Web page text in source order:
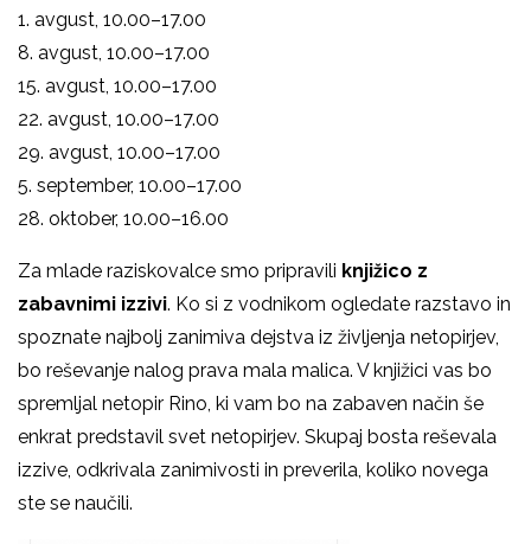
1. avgust, 10.00–17.00
8. avgust, 10.00–17.00
15. avgust, 10.00–17.00
22. avgust, 10.00–17.00
29. avgust, 10.00–17.00
5. september, 10.00–17.00
28. oktober, 10.00–16.00
Za mlade raziskovalce smo pripravili knjižico z
zabavnimi izzivi. Ko si z vodnikom ogledate razstavo in
spoznate najbolj zanimiva dejstva iz življenja netopirjev,
bo reševanje nalog prava mala malica. V knjižici vas bo
spremljal netopir Rino, ki vam bo na zabaven način še
enkrat predstavil svet netopirjev. Skupaj bosta reševala
izzive, odkrivala zanimivosti in preverila, koliko novega
ste se naučili.